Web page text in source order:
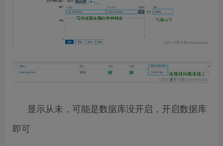
显示从未，可能是数据库没开启，开启数据库
即可